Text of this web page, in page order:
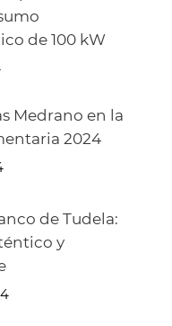
de 100 kW
Medrano en la
2024
de Tudela:
y